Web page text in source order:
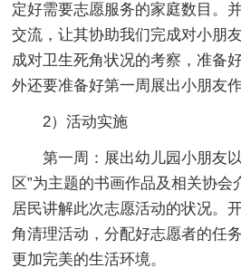
定好需要志愿服务的家庭数目。
交流，让其协助我们完成对小朋
成对卫生死角状况的考察，准备
外还要准备好第一周展出小朋友
2）活动实施
第一周：展出幼儿园小朋友以
区”为主题的书画作品及相关协会
居民讲解此次志愿活动的状况。
角清理活动，分配好志愿者的任
更加完美的生活环境。